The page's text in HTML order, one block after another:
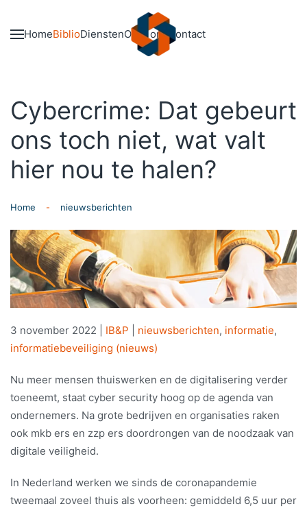
Skip to main content
HomeBiblioDienstenOver onsContact
Cybercrime: Dat gebeurt
ons toch niet, wat valt
hier nou te halen?
Home nieuwsberichten
3 november 2022 IB&P nieuwsberichten, informatie,
informatiebeveiliging (nieuws)
Nu meer mensen thuiswerken en de digitalisering verder
toeneemt, staat cyber security hoog op de agenda van
ondernemers. Na grote bedrijven en organisaties raken
ook mkb ers en zzp ers doordrongen van de noodzaak van
digitale veiligheid.
In Nederland werken we sinds de coronapandemie
tweemaal zoveel thuis als voorheen: gemiddeld 6,5 uur per